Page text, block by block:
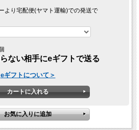
より宅配便(ヤマト運輸)での発送で
ない相手にeギフトで送る
eギフトについて＞